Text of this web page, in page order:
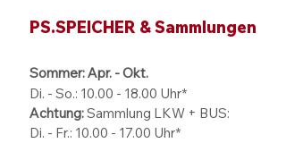
PS.SPEICHER & Sammlungen
Sommer: Apr. - Okt.
Di. - So.: 10.00 - 18.00 Uhr*
Achtung:Sammlung LKW + BUS:
Di. - Fr.: 10.00 - 17.00 Uhr*